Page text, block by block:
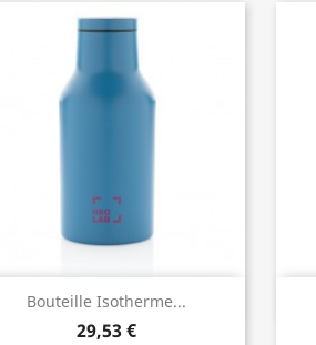
Bouteille Isotherme...
29,53 €
Aperçu rapide